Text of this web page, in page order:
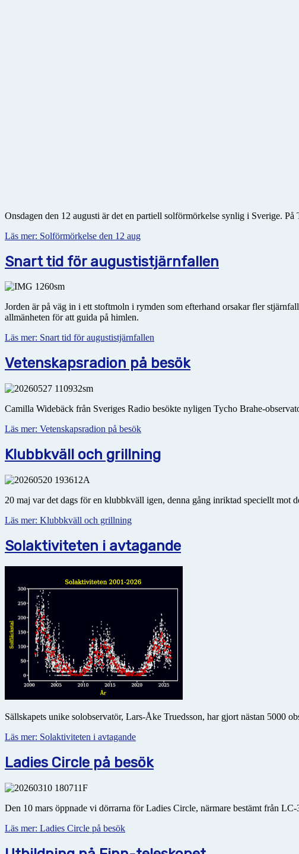
Onsdagen den 12 augusti är det en partiell solförmörkelse synlig i Sverige.
Läs mer: Solförmörkelse den 12 aug
Snart tid för augustistjärnfallen
Jorden är på väg in i ett stoftmoln i rymden som efterhand orsakar fler
allmänheten för att guida på himlen.
Läs mer: Snart tid för augustistjärnfallen
Vetenskapsradion på besök
Camilla Widebäck från Sveriges Radio besökte nyligen Tycho Brahe-
Läs mer: Vetenskapsradion på besök
Klubbkväll och grillning
20 maj var det dags för en klubbkväll igen, denna gång inriktad speciellt mot
Läs mer: Klubbkväll och grillning
Solaktiviteten i avtagande
Sällskapets unike solobservatör, Lars-Åke Truedsson, har gjort nästan 5000
Läs mer: Solaktiviteten i avtagande
Ladies Circle på besök
Den 10 mars öppnade vi dörrarna för Ladies Circle, närmare bestämt från
Läs mer: Ladies Circle på besök